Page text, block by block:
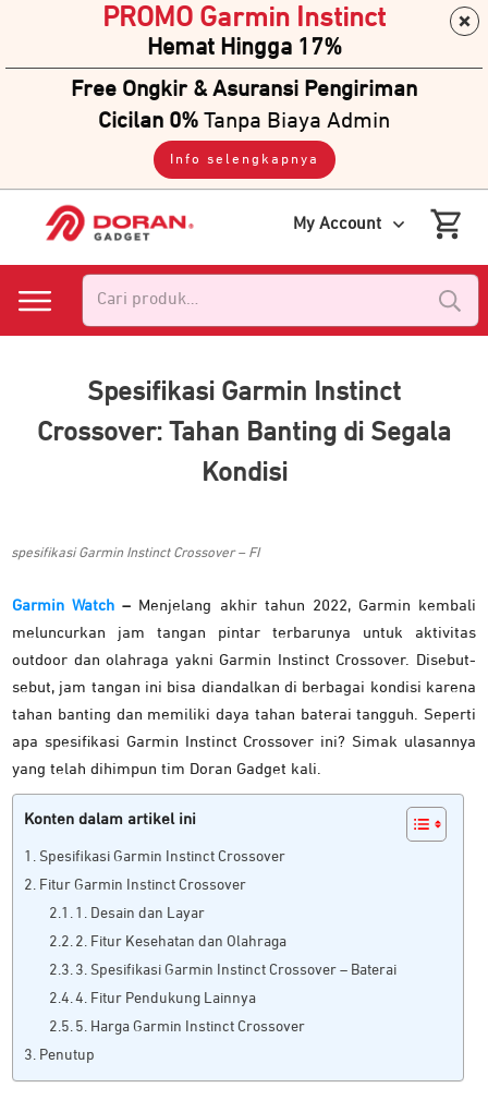
My Account
Spesifikasi Garmin Instinct
Crossover: Tahan Banting di Segala
Kondisi
spesifikasi Garmin Instinct Crossover – FI
Garmin Watch – Menjelang akhir tahun 2022, Garmin kembali
meluncurkan jam tangan pintar terbarunya untuk aktivitas
outdoor dan olahraga yakni Garmin Instinct Crossover. Disebut-
sebut, jam tangan ini bisa diandalkan di berbagai kondisi karena
tahan banting dan memiliki daya tahan baterai tangguh. Seperti
apa spesifikasi Garmin Instinct Crossover ini? Simak ulasannya
yang telah dihimpun tim Doran Gadget kali.
Konten dalam artikel ini
Spesifikasi Garmin Instinct Crossover
Fitur Garmin Instinct Crossover
1. Desain dan Layar
2. Fitur Kesehatan dan Olahraga
3. Spesifikasi Garmin Instinct Crossover – Baterai
4. Fitur Pendukung Lainnya
5. Harga Garmin Instinct Crossover
Penutup
PROMO Garmin Instinct
Hemat Hingga 17%
Free Ongkir & Asuransi Pengiriman
Cicilan 0% Tanpa Biaya Admin
Info selengkapnya